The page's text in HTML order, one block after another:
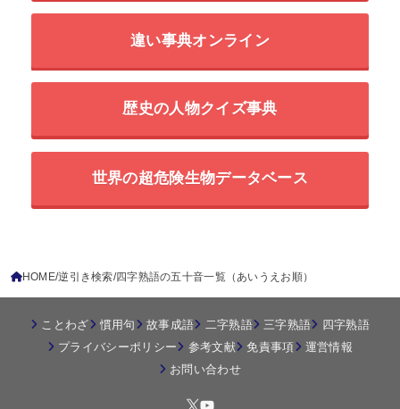
違い事典オンライン
歴史の人物クイズ事典
世界の超危険生物データベース
HOME 逆引き検索 四字熟語の五十音一覧（あいうえお順）
ことわざ 慣用句 故事成語 二字熟語 三字熟語
四字熟語
プライバシーポリシー
参考文献 免責事項
運営情報
お問い合わせ